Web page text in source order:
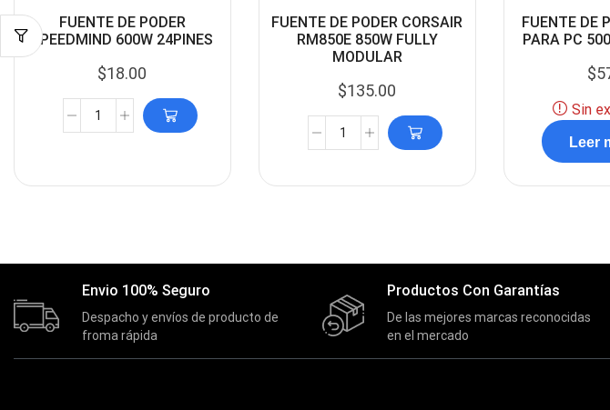
FUENTE DE PODER
SPEEDMIND 600W 24PINES
$18.00
FUENTE DE PODER CORSAIR
RM850E 850W FULLY
MODULAR
$135.00
FUENTE DE
PARA PC
$
Sin
Leer
Envio 100% Seguro
Despacho y envíos de producto de
froma rápida
Productos Con Garantías
De las mejores marcas reconocidas
en el mercado